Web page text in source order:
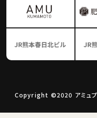
Copyright ©2020 アミュ